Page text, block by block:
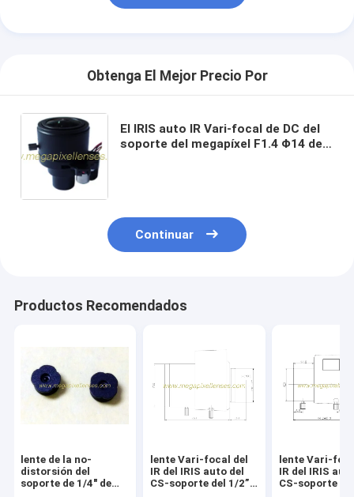
Obtenga El Mejor Precio Por
El IRIS auto IR Vari-focal de DC del
soporte del megapíxel F1.4 Φ14 de
Continuar
Productos Recomendados
lente de la no-
distorsión del
soporte de 1/4" de
lente Vari-focal del
IR del IRIS auto del
CS-soporte del 1/2”
lente Vari-
IR del IRIS
CS-soporte